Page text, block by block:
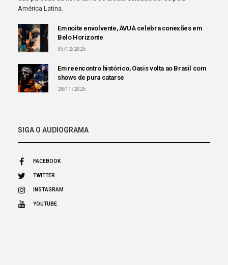
América Latina.
Em noite envolvente, ÀVUÀ celebra conexões em
Belo Horizonte
05/12/2025
Em reencontro histórico, Oasis volta ao Brasil com
shows de pura catarse
28/11/2025
SIGA O AUDIOGRAMA
FACEBOOK
TWITTER
INSTAGRAM
YOUTUBE